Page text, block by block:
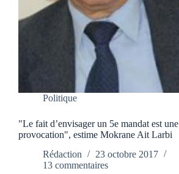
Politique
"Le fait d’envisager un 5e mandat est une
provocation", estime Mokrane Ait Larbi
Rédaction
23 octobre 2017
13 commentaires